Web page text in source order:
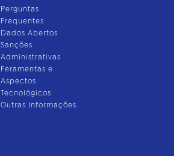
Perguntas
Frequentes
Dados Abertos
Sanções
Administrativas
Feramentas e
Aspectos
Tecnológicos
Outras Informações